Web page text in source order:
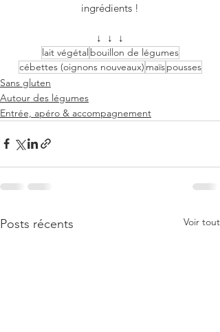
ingrédients !
↓  ↓  ↓
lait végétal bouillon de légumes
cébettes (oignons nouveaux) maïspousses
Sans gluten
Autour des légumes
Entrée, apéro & accompagnement
Posts récents Voir tout